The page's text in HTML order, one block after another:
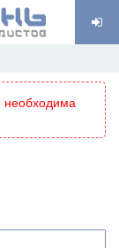
необходима